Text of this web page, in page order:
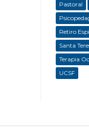
Pastoral
Retiro
Santa
Terapia
UCSF